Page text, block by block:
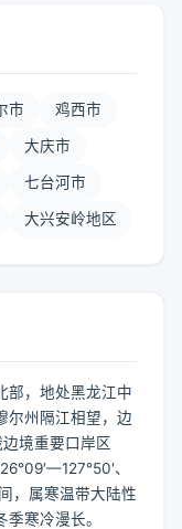
市 鸡西市
大庆市
七台河市
大兴安岭地区
部，地处黑龙江中
尔州隔江相望，边
境重要口岸区
、
，属寒温带大陆性
寒冷漫长。